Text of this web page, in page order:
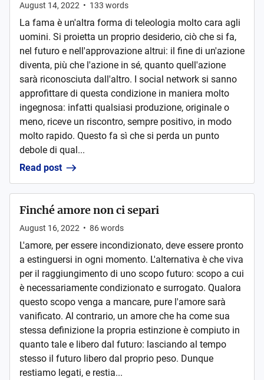
August 14, 2022 • 133 words
La fama è un'altra forma di teleologia molto cara agli
uomini. Si proietta un proprio desiderio, ciò che si fa,
nel futuro e nell'approvazione altrui: il fine di un'azione
diventa, più che l'azione in sé, quanto quell'azione
sarà riconosciuta dall'altro. I social network si sanno
approfittare di questa condizione in maniera molto
ingegnosa: infatti qualsiasi produzione, originale o
meno, riceve un riscontro, sempre positivo, in modo
molto rapido. Questo fa sì che si perda un punto
debole di qual...
Read post
Finché amore non ci separi
August 16, 2022 • 86words
L'amore, per essere incondizionato, deve essere pronto
a estinguersi in ogni momento. L'alternativa è che viva
per il raggiungimento di uno scopo futuro: scopo a cui
è necessariamente condizionato e surrogato. Qualora
questo scopo venga a mancare, pure l'amore sarà
vanificato. Al contrario, un amore che ha come sua
stessa definizione la propria estinzione è compiuto in
quanto tale e libero dal futuro: lasciando al tempo
stesso il futuro libero dal proprio peso. Dunque
restiamo legati, e restia...